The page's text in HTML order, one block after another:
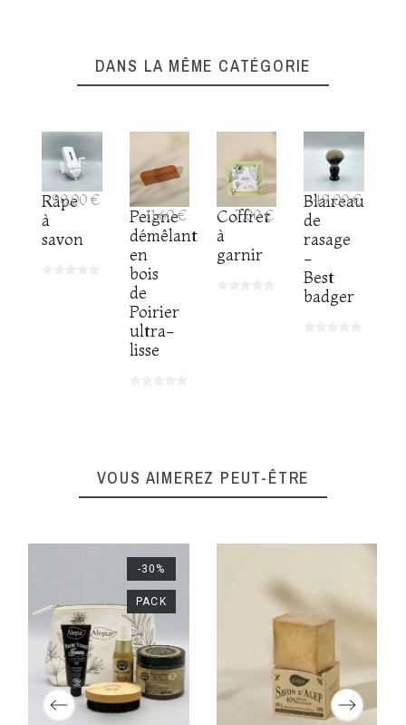
DANS LA MÊME CATÉGORIE
Râpe
à
savon
90,00 €
Peigne
démêlant
en
bois
de
Poirier
ultra-
lisse
11,60 €
Coffret
à
garnir
7,00 €
Blaireau
de
rasage
-
Best
badger
49,00 €
VOUS AIMEREZ PEUT-ÊTRE
-30%
PACK